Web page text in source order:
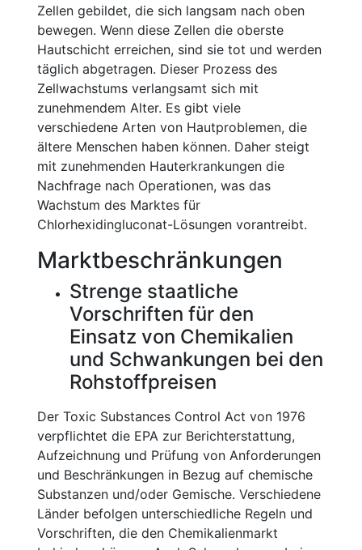
Zellen gebildet, die sich langsam nach oben
bewegen. Wenn diese Zellen die oberste
Hautschicht erreichen, sind sie tot und werden
täglich abgetragen. Dieser Prozess des
Zellwachstums verlangsamt sich mit
zunehmendem Alter. Es gibt viele
verschiedene Arten von Hautproblemen, die
ältere Menschen haben können. Daher steigt
mit zunehmenden Hauterkrankungen die
Nachfrage nach Operationen, was das
Wachstum des Marktes für
Chlorhexidingluconat-Lösungen vorantreibt.
Marktbeschränkungen
Strenge staatliche
Vorschriften für den
Einsatz von Chemikalien
und Schwankungen bei den
Rohstoffpreisen
Der Toxic Substances Control Act von 1976
verpflichtet die EPA zur Berichterstattung,
Aufzeichnung und Prüfung von Anforderungen
und Beschränkungen in Bezug auf chemische
Substanzen und/oder Gemische. Verschiedene
Länder befolgen unterschiedliche Regeln und
Vorschriften, die den Chemikalienmarkt